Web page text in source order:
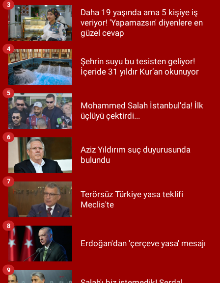
Daha 19 yaşında ama 5 kişiye iş
veriyor! 'Yapamazsın' diyenlere en
güzel cevap
3
Şehrin suyu bu tesisten geliyor!
İçeride 31 yıldır Kur’an okunuyor
4
Mohammed Salah İstanbul'da! İlk
üçlüyü çektirdi...
5
Aziz Yıldırım suç duyurusunda
bulundu
6
Terörsüz Türkiye yasa teklifi
Meclis'te
7
Erdoğan'dan 'çerçeve yasa' mesajı
8
9